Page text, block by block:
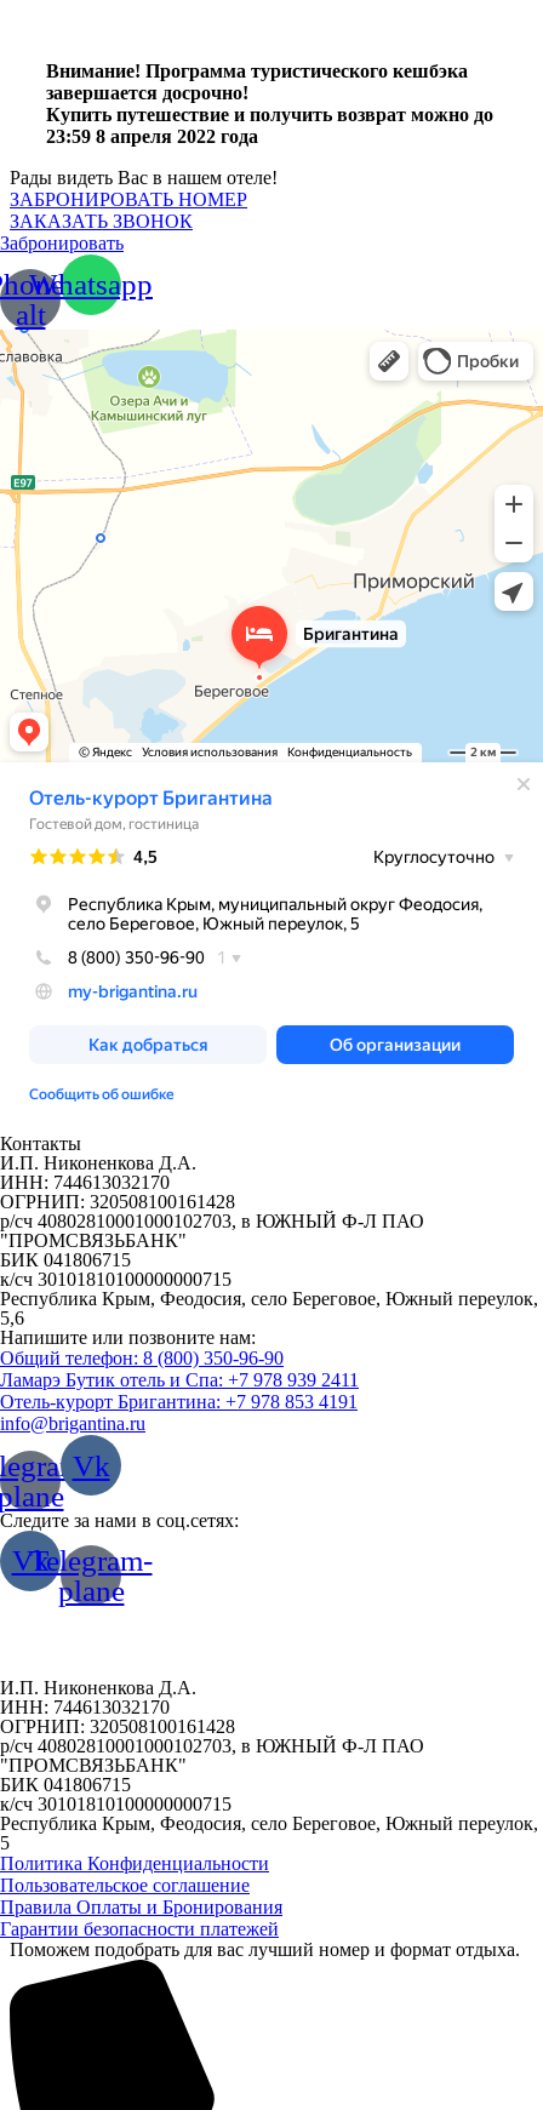
Внимание! Программа туристического кешбэка
завершается досрочно!
Купить путешествие и получить возврат можно до
23:59 8 апреля 2022 года
Рады видеть Вас в нашем отеле!
ЗАБРОНИРОВАТЬ НОМЕР
ЗАКАЗАТЬ ЗВОНОК
Забронировать
alt
Whatsapp
Контакты
И.П. Никоненкова Д.А.
ИНН: 744613032170
ОГРНИП: 320508100161428
р/сч 40802810001000102703, в ЮЖНЫЙ Ф-Л ПАО
"ПРОМСВЯЗЬБАНК"
БИК 041806715
к/сч 30101810100000000715
Республика Крым, Феодосия, село Береговое, Южный переулок,
5,6
Напишите или позвоните нам:
Общий телефон: 8 (800) 350-96-90
Ламарэ Бутик отель и Спа: +7 978 939 2411
Отель-курорт Бригантина: +7 978 853 4191
info@brigantina.ru
Vk
Следите за нами в соц.сетях:
VkTelegram-
plane
И.П. Никоненкова Д.А.
ИНН: 744613032170
ОГРНИП: 320508100161428
р/сч 40802810001000102703, в ЮЖНЫЙ Ф-Л ПАО
"ПРОМСВЯЗЬБАНК"
БИК 041806715
к/сч 30101810100000000715
Республика Крым, Феодосия, село Береговое, Южный переулок,
5
Политика Конфиденциальности
Пользовательское соглашение
Правила Оплаты и Бронирования
Гарантии безопасности платежей
Поможем подобрать для вас лучший номер и формат отдыха.